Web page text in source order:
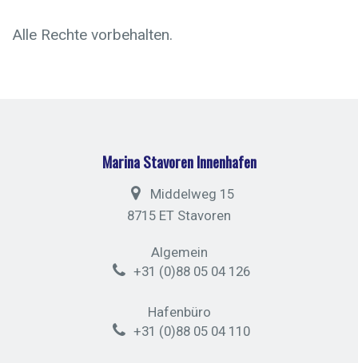
Alle Rechte vorbehalten.
Marina Stavoren Innenhafen
Middelweg 15
8715 ET Stavoren
Algemein
+31 (0)88 05 04 126
Hafenbüro
+31 (0)88 05 04 110